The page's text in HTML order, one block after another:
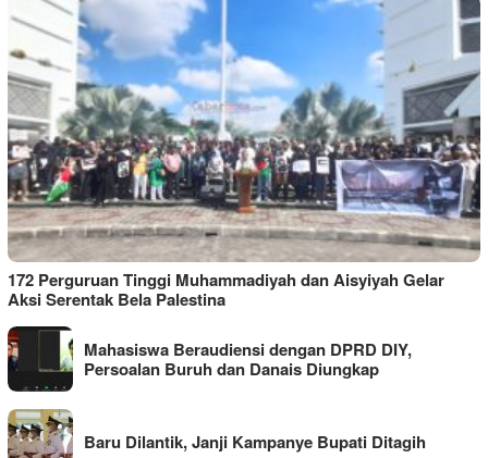
172 Perguruan Tinggi Muhammadiyah dan Aisyiyah Gelar
Aksi Serentak Bela Palestina
Mahasiswa Beraudiensi dengan DPRD DIY,
Persoalan Buruh dan Danais Diungkap
Baru Dilantik, Janji Kampanye Bupati Ditagih